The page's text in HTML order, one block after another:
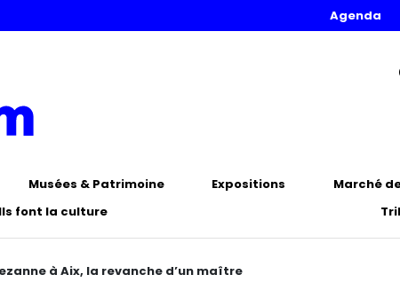
Agenda
Musées & Patrimoine Expositions
Marché
font la culture
à Aix, la revanche d’un maître